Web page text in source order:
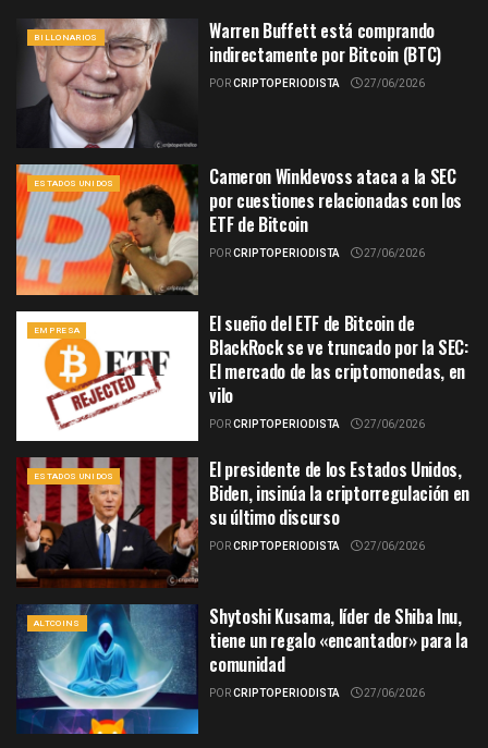
BILLONARIOS
Warren Buffett está comprando
indirectamente por Bitcoin (BTC)
PORCRIPTOPERIODISTA 27/06/2026
ESTADOS UNIDOS
Cameron Winklevoss ataca a la SEC
por cuestiones relacionadas con los
ETF de Bitcoin
PORCRIPTOPERIODISTA 27/06/2026
EMPRESA
El sueño del ETF de Bitcoin de
BlackRock se ve truncado por la SEC:
El mercado de las criptomonedas, en
vilo
PORCRIPTOPERIODISTA 27/06/2026
ESTADOS UNIDOS
El presidente de los Estados Unidos,
Biden, insinúa la criptorregulación en
su último discurso
PORCRIPTOPERIODISTA 27/06/2026
ALTCOINS
Shytoshi Kusama, líder de Shiba Inu,
tiene un regalo «encantador» para la
comunidad
PORCRIPTOPERIODISTA 27/06/2026